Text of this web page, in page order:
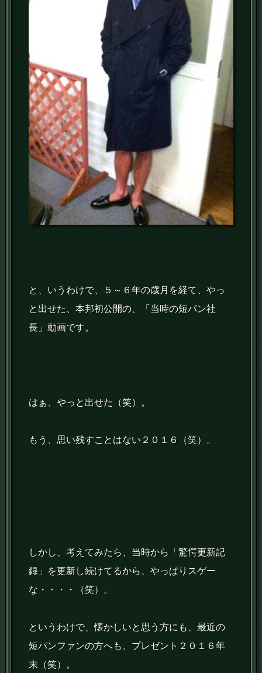
と、いうわけで、５～６年の歳月を経て、やっ
と出せた、本邦初公開の、「当時の短パン社
長」動画です。
はぁ、やっと出せた（笑）。
もう、思い残すことはない２０１６（笑）。
しかし、考えてみたら、当時から「驚愕更新記
録」を更新し続けてるから、やっぱりスゲー
な・・・・（笑）。
というわけで、懐かしいと思う方にも、最近の
短パンファンの方へも、プレゼント２０１６年
末（笑）。